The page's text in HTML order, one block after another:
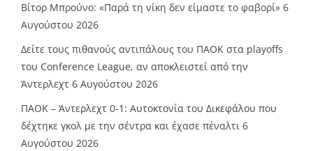
Βίτορ Μπρούνο: «Παρά τη νίκη δεν είμαστε το φαβορί» 6
Αυγούστου 2026
Δείτε τους πιθανούς αντιπάλους του ΠΑΟΚ στα playoffs
του Conference League, αν αποκλειστεί από την
Άντερλεχτ 6 Αυγούστου 2026
ΠΑΟΚ – Άντερλεχτ 0-1: Αυτοκτονία του Δικεφάλου που
δέχτηκε γκολ με την σέντρα και έχασε πέναλτι 6
Αυγούστου 2026